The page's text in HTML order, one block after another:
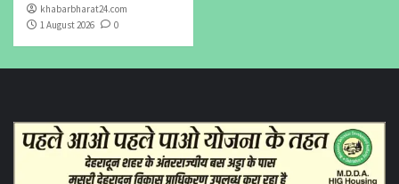
khabarbharat24.com
1 August 2026
0